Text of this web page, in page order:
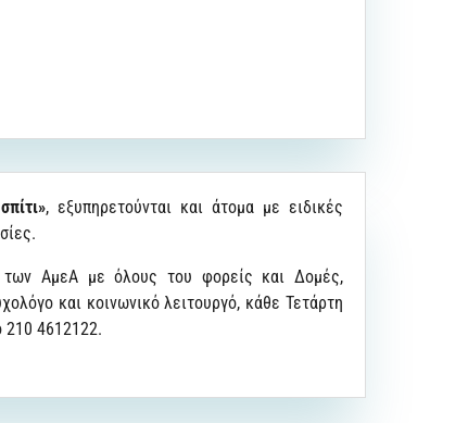
, εξυπηρετούνται και άτομα με ειδικές
των ΑμεΑ με όλους του φορείς και Δομές,
και κοινωνικό λειτουργό, κάθε Τετάρτη
4612122.